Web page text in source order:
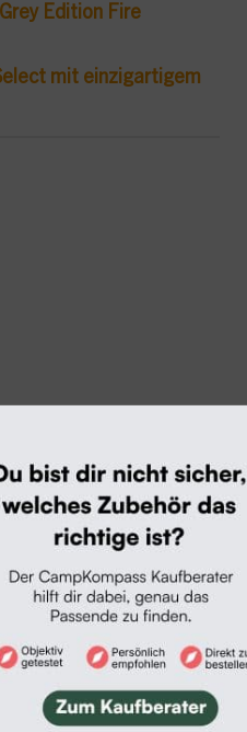
Edition Fire
mit einzigartigem